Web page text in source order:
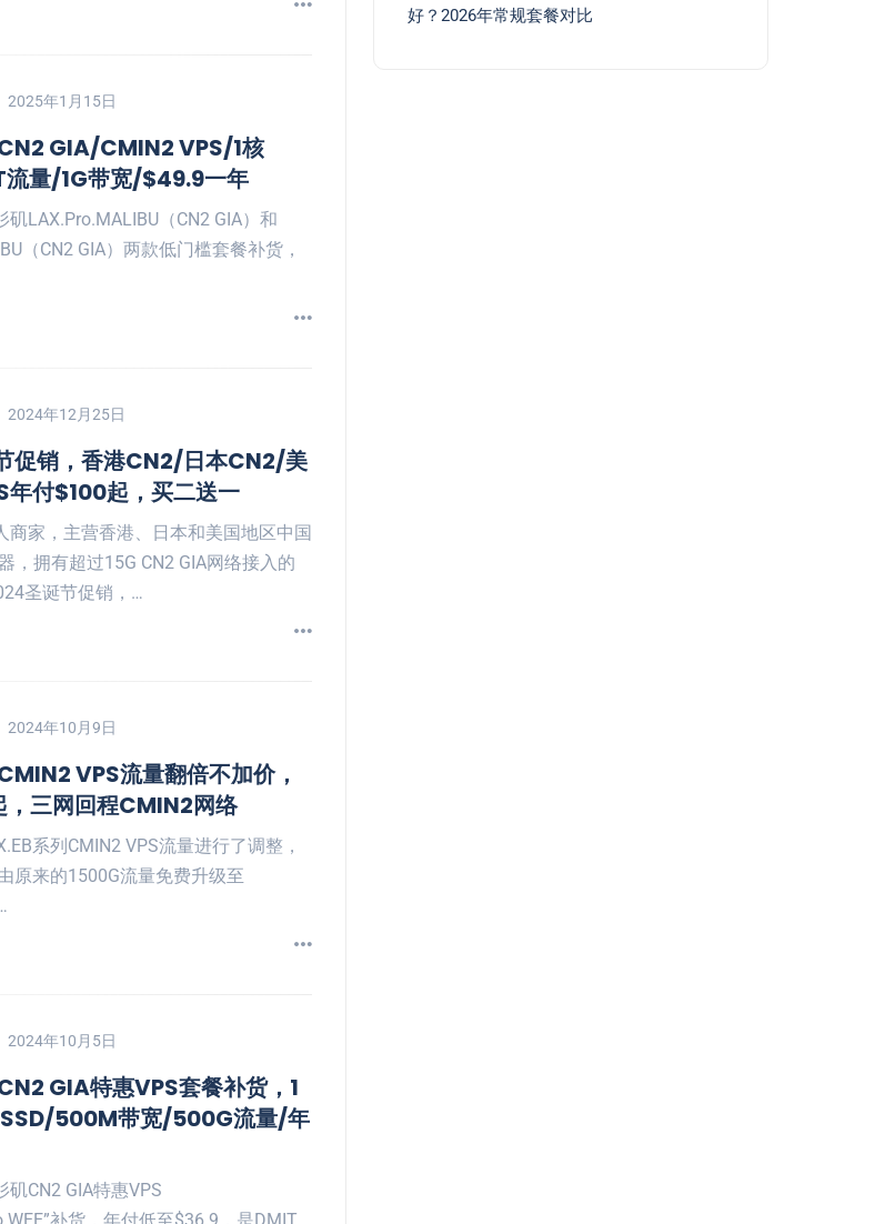
2025年1月15日
GIA/CMIN2 VPS/1核
量/1G带宽/$49.9一年
矶LAX.Pro.MALIBU（CN2 GIA）和
（CN2 GIA）两款低门槛套餐补货，
2024年12月25日
促销，香港CN2/日本CN2/美
年付$100起，买二送一
商家，主营香港、日本和美国地区中国
，拥有超过15G CN2 GIA网络接入的
圣诞节促销，…
2024年10月9日
VPS流量翻倍不加价，
三网回程CMIN2网络
系列CMIN2 VPS流量进行了调整，
原来的1500G流量免费升级至
2024年10月5日
GIA特惠VPS套餐补货，1
500M带宽/500G流量/年
矶CN2 GIA特惠VPS
好？2026年常规套餐对比